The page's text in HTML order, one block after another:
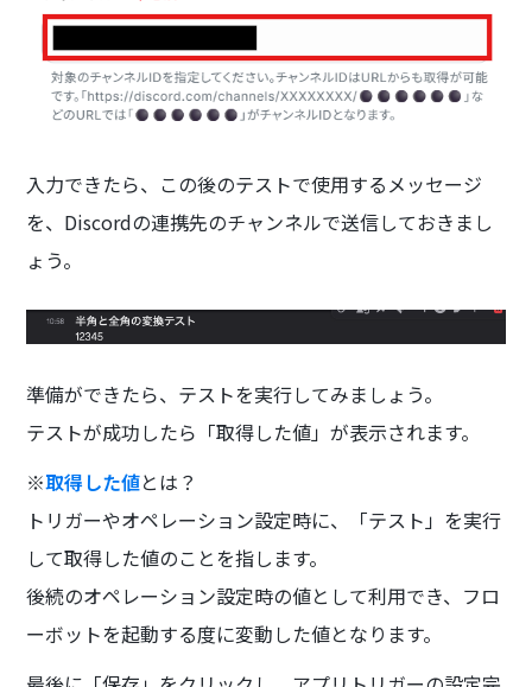
入力できたら、この後のテストで使用するメッセージ
を、Discordの連携先のチャンネルで送信しておきまし
ょう。
準備ができたら、テストを実行してみましょう。
テストが成功したら「取得した値」が表示されます。
※取得した値とは？
トリガーやオペレーション設定時に、「テスト」を実行
して取得した値のことを指します。
後続のオペレーション設定時の値として利用でき、フロ
ーボットを起動する度に変動した値となります。